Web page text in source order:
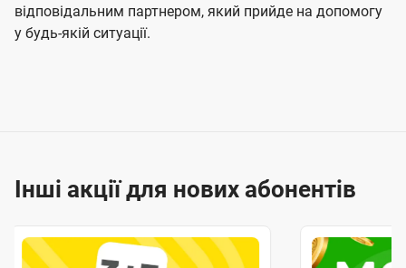
відповідальним партнером, який прийде на допомогу
у будь-якій ситуації.
Інші акції для нових абонентів